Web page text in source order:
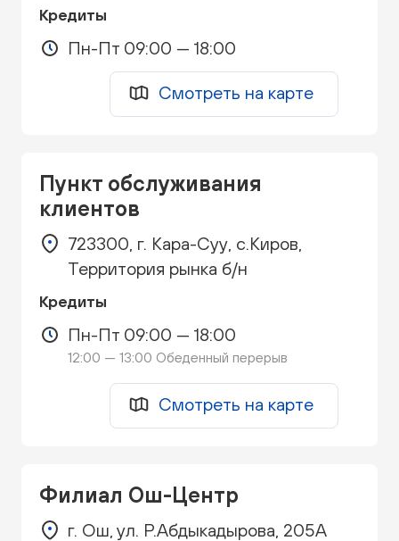
Кредиты
Пн-Пт 09:00 — 18:00
Смотреть на карте
Пункт обслуживания
клиентов
723300, г. Кара-Суу, с.Киров,
Территория рынка б/н
Кредиты
Пн-Пт 09:00 — 18:00
12:00 — 13:00 Обеденный перерыв
Смотреть на карте
Филиал Ош-Центр
г. Ош, ул. Р.Абдыкадырова, 205А